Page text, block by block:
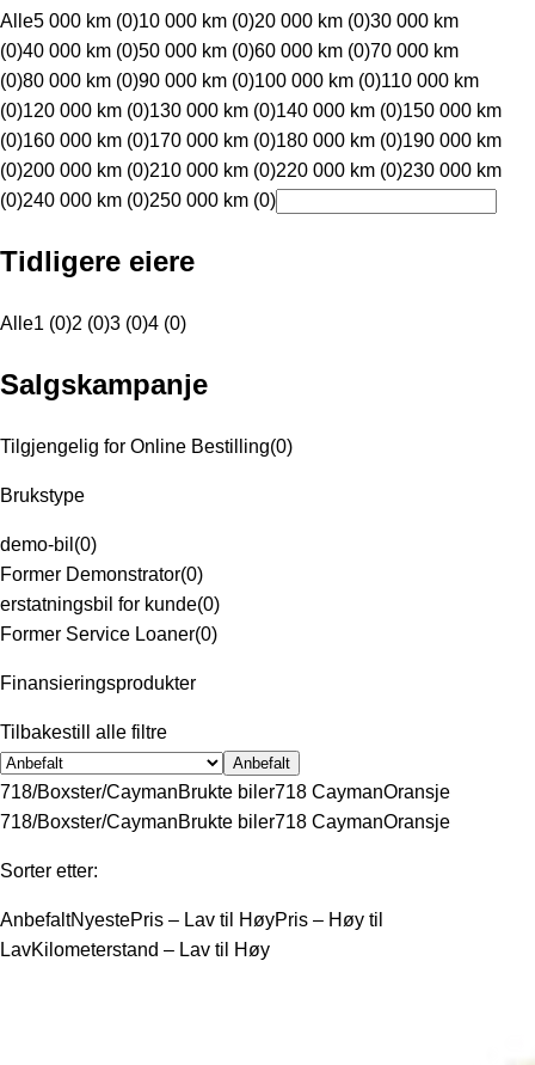
Alle5 000 km (0)10 000 km (0)20 000 km (0)30 000 km
(0)40 000 km (0)50 000 km (0)60 000 km (0)70 000 km
(0)80 000 km (0)90 000 km (0)100 000 km (0)110 000 km
(0)120 000 km (0)130 000 km (0)140 000 km (0)150 000 km
(0)160 000 km (0)170 000 km (0)180 000 km (0)190 000 km
(0)200 000 km (0)210 000 km (0)220 000 km (0)230 000 km
(0)240 000 km (0)250 000 km (0)
Tidligere eiere
Alle1 (0)2 (0)3 (0)4 (0)
Salgskampanje
Tilgjengelig for Online Bestilling(0)
Brukstype
demo-bil (0)
Former Demonstrator(0)
erstatningsbil for kunde(0)
Former Service Loaner(0)
Finansieringsprodukter
Tilbakestill alle filtre
Anbefalt
718/Boxster/CaymanBrukte biler718 CaymanOransje
718/Boxster/CaymanBrukte biler718 CaymanOransje
Sorter etter:
AnbefaltNyestePris – Lav til HøyPris – Høy til
LavKilometerstand – Lav til Høy